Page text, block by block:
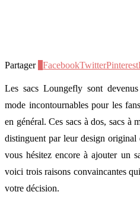
Partager FacebookTwitterPinterest
Les sacs Loungefly sont
mode incontournables pour les
en général. Ces sacs à dos, sacs à
distinguent par leur design
vous hésitez encore à ajouter un
voici trois raisons convaincantes
votre décision.